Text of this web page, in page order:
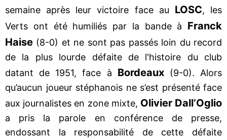
semaine après leur victoire face au LOSC, les
Verts ont été humiliés par la bande à Franck
Haise (8-0) et ne sont pas passés loin du record
de la plus lourde défaite de l'histoire du club
datant de 1951, face à Bordeaux(9-0). Alors
qu’aucun joueur stéphanois ne s’est présenté face
aux journalistes en zone mixte, Olivier Dall’Oglio
a pris la parole en conférence de presse,
endossant la responsabilité de cette défaite